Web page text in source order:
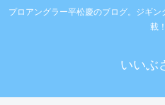
プロアングラー平松慶のブログ。ジギ
載！
いいぶ